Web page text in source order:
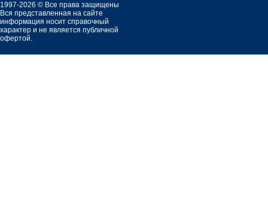
1997-2026 © Все права защищены
Вся представленная на сайте
информация носит справочный
характер и не является публичной
офертой.